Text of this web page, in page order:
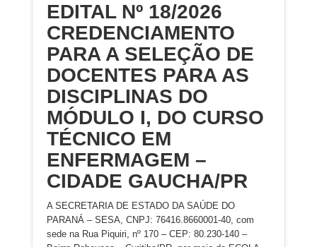
EDITAL Nº 18/2026
CREDENCIAMENTO
PARA A SELEÇÃO DE
DOCENTES PARA AS
DISCIPLINAS DO
MÓDULO I, DO CURSO
TÉCNICO EM
ENFERMAGEM –
CIDADE GAUCHA/PR
A SECRETARIA DE ESTADO DA SAÚDE DO
PARANÁ – SESA, CNPJ: 76416.8660001-40, com
sede na Rua Piquiri, nº 170 – CEP: 80.230-140 –